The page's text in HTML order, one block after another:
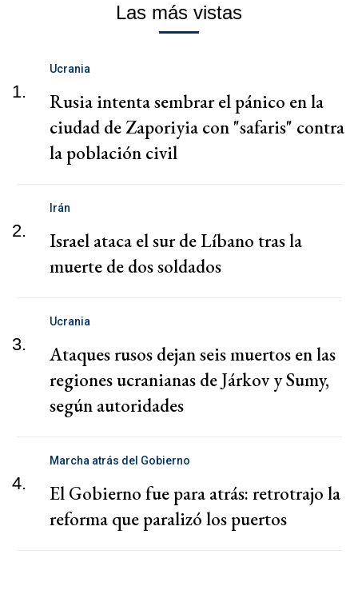
Las más vistas
1.
Ucrania
Rusia intenta sembrar el pánico en la
ciudad de Zaporiyia con "safaris" contra
la población civil
2.
Irán
Israel ataca el sur de Líbano tras la
muerte de dos soldados
3.
Ucrania
Ataques rusos dejan seis muertos en las
regiones ucranianas de Járkov y Sumy,
según autoridades
4.
Marcha atrás del Gobierno
El Gobierno fue para atrás: retrotrajo la
reforma que paralizó los puertos